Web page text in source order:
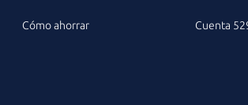
Cómo ahorrar Cuenta